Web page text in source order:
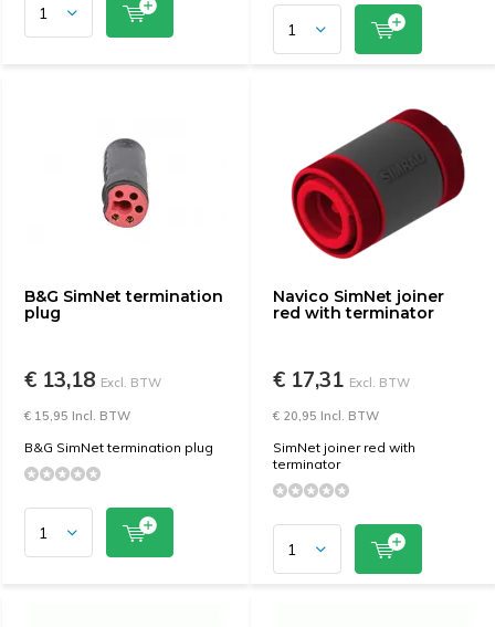
B&G SimNet termination
plug
€ 13,18 Excl. BTW
€ 15,95 Incl. BTW
B&G SimNet termination plug
Navico SimNet joiner
red with terminator
€ 17,31 Excl. BTW
€ 20,95 Incl. BTW
SimNet joiner red with
terminator